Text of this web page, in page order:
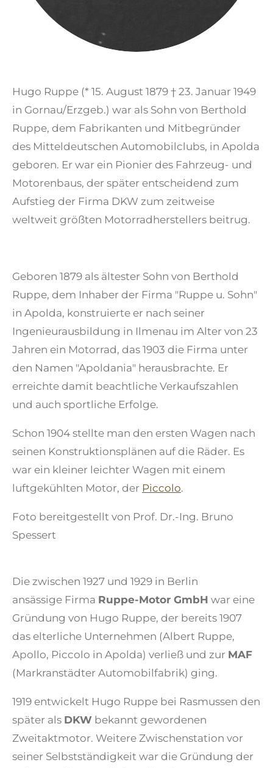
Hugo Ruppe (* 15. August 1879 † 23. Januar 1949
in Gornau/Erzgeb.) war als Sohn von Berthold
Ruppe, dem Fabrikanten und Mitbegründer
des Mitteldeutschen Automobilclubs, in Apolda
geboren. Er war ein Pionier des Fahrzeug- und
Motorenbaus, der später entscheidend zum
Aufstieg der Firma DKW zum zeitweise
weltweit größten Motorradherstellers beitrug.
Geboren 1879 als ältester Sohn von Berthold
Ruppe, dem Inhaber der Firma "Ruppe u. Sohn"
in Apolda, konstruierte er nach seiner
Ingenieurausbildung in Ilmenau im Alter von 23
Jahren ein Motorrad, das 1903 die Firma unter
den Namen "Apoldania" herausbrachte. Er
erreichte damit beachtliche Verkaufszahlen
und auch sportliche Erfolge.
Schon 1904 stellte man den ersten Wagen nach
seinen Konstruktionsplänen auf die Räder. Es
war ein kleiner leichter Wagen mit einem
luftgekühlten Motor, der Piccolo.
Foto bereitgestellt von Prof. Dr.-Ing. Bruno
Spessert
Die zwischen 1927 und 1929 in Berlin
ansässige Firma Ruppe-Motor GmbH war eine
Gründung von Hugo Ruppe, der bereits 1907
das elterliche Unternehmen (Albert Ruppe,
Apollo, Piccolo in Apolda) verließ und zur MAF
(Markranstädter Automobilfabrik) ging.
1919 entwickelt Hugo Ruppe bei Rasmussen den
später als DKW bekannt gewordenen
Zweitaktmotor. Weitere Zwischenstation vor
seiner Selbstständigkeit war die Gründung der